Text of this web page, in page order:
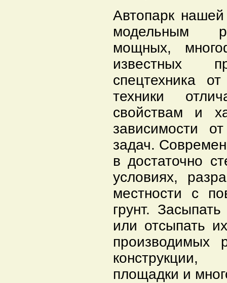
Автопарк
модельным
мощных,
известных
спецтехника
техники
свойствам и
зависимости
задач.
в достаточно
условиях,
местности с
грунт.
или отсыпать
производимых
конструкции,
площадки и